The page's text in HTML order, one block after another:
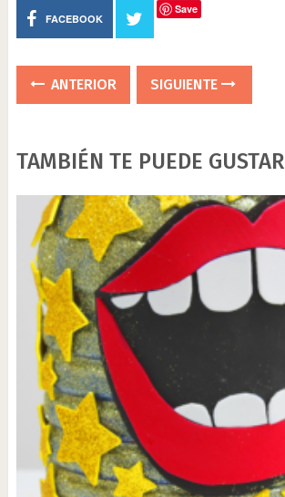
FACEBOOK
Save
ANTERIOR SIGUIENTE
TAMBIÉN TE PUEDE GUSTAR